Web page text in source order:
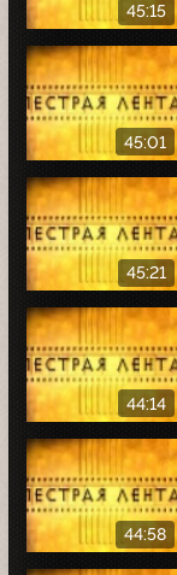
45:15
45:01
45:21
44:14
44:58